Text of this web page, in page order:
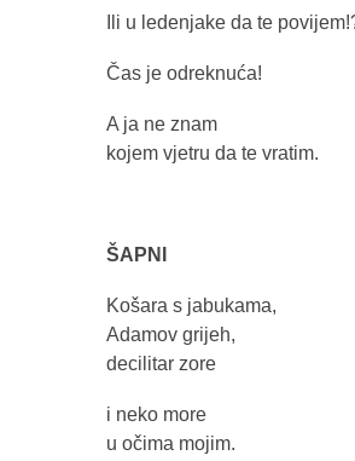
Ili u ledenjake da te
Čas je odreknuća!
A ja ne znam
kojem vjetru da te vratim.
ŠAPNI
Košara s jabukama,
Adamov grijeh,
decilitar zore
i neko more
u očima mojim.